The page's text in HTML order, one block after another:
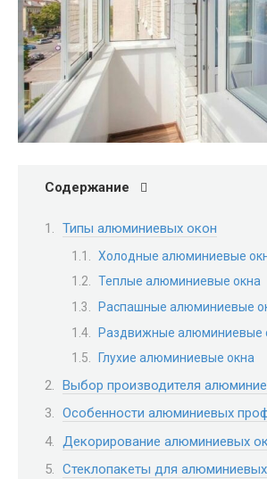
Содержание
Типы алюминиевых окон
Холодные алюминиевые
Теплые алюминиевые окна
Распашные алюминиевые
Раздвижные алюминиевые
Глухие алюминиевые окна
Выбор производителя
Особенности алюминиевых
Декорирование алюминиевых
Стеклопакеты для